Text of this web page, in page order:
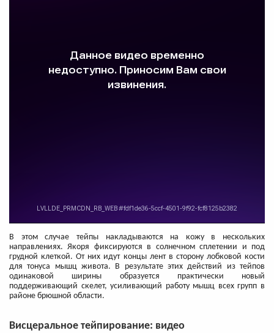
В этом случае тейпы накладываются на кожу в нескольких
направлениях. Якоря фиксируются в солнечном сплетении и под
грудной клеткой. От них идут концы лент в сторону лобковой кости
для тонуса мышц живота. В результате этих действий из тейпов
одинаковой ширины образуется практически новый
поддерживающий скелет, усиливающий работу мышц всех групп в
районе брюшной области.
Висцеральное тейпирование: видео